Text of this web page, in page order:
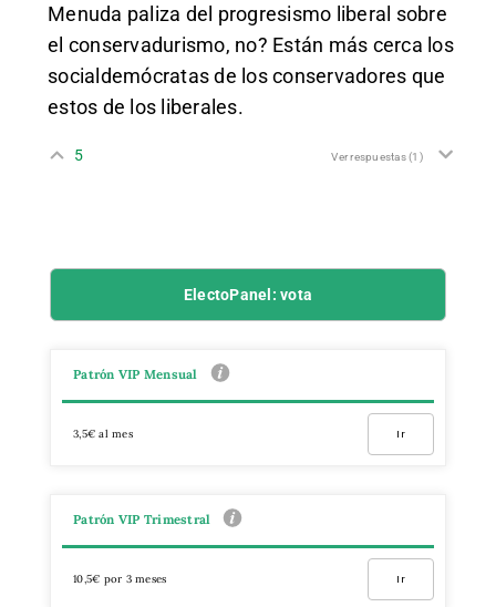
Menuda paliza del progresismo liberal sobre
el conservadurismo, no? Están más cerca los
socialdemócratas de los conservadores que
estos de los liberales.
5 Ver respuestas(1)
ElectoPanel: vota
Patrón VIP Mensual
3,5€ al mes Ir
Patrón VIP Trimestral
10,5€ por 3 meses Ir